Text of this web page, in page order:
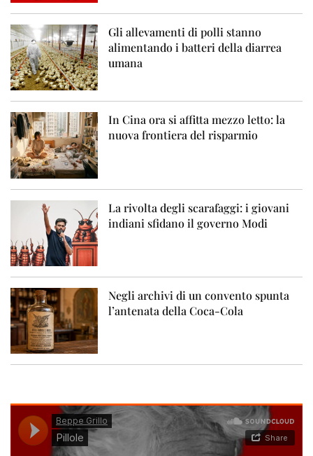
Gli allevamenti di polli stanno
alimentando i batteri della diarrea
umana
In Cina ora si affitta mezzo letto: la
nuova frontiera del risparmio
La rivolta degli scarafaggi: i giovani
indiani sfidano il governo Modi
Negli archivi di un convento spunta
l’antenata della Coca-Cola